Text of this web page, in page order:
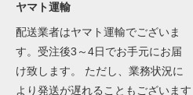
ヤマト運輸
配送業者はヤマト運輸でございま
す。受注後3～4日でお手元にお届
け致します。 ただし、業務状況に
より発送が遅れることもございます